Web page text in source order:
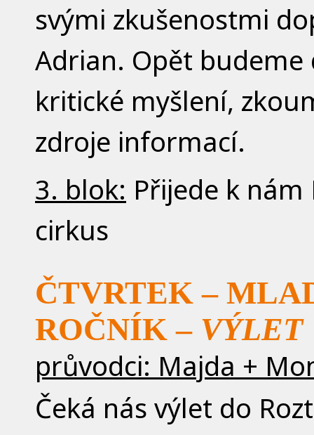
svými zkušenostmi
Adrian. Opět
kritické myšlení,
zdroje informací.
3. blok: Přijede k
cirkus
ČTVRTEK –
ROČNÍK – VÝLET
průvodci: Majda +
Čeká nás výlet do